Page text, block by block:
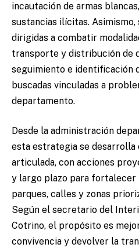
incautación de armas
sustancias ilícitas. Asimismo,
dirigidas a combatir
transporte y distribución de
seguimiento e identificación
buscadas vinculadas a
departamento.
Desde la administración
esta estrategia se desarrolla
articulada, con acciones
y largo plazo para fortalecer
parques, calles y zonas
Según el secretario del
Cotrino, el propósito es
convivencia y devolver la